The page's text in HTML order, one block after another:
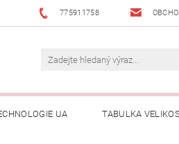
775911758
UA TABULKA